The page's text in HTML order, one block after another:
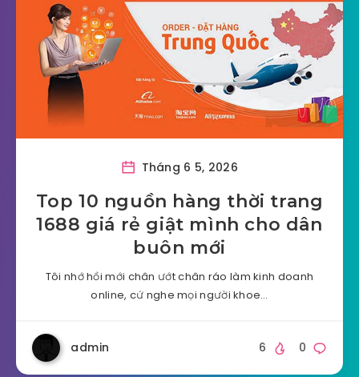
Tháng 6 5, 2026
Top 10 nguồn hàng thời trang
1688 giá rẻ giật mình cho dân
buôn mới
Tôi nhớ hồi mới chân ướt chân ráo làm kinh doanh
online, cứ nghe mọi người khoe…
admin 0
6